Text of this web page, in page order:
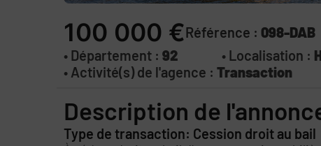
100 000 €Référence : 098-DAB
• Département : 92 • Localisation :
• Activité(s) de l'agence : Transaction
Description de
Type de transaction: Cession droit au bail